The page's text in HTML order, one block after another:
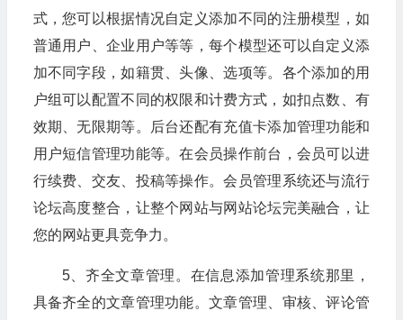
式，您可以根据情况自定义添加不同的注册模型，如
普通用户、企业用户等等，每个模型还可以自定义添
加不同字段，如籍贯、头像、选项等。各个添加的用
户组可以配置不同的权限和计费方式，如扣点数、有
效期、无限期等。后台还配有充值卡添加管理功能和
用户短信管理功能等。在会员操作前台，会员可以进
行续费、交友、投稿等操作。会员管理系统还与流行
论坛高度整合，让整个网站与网站论坛完美融合，让
您的网站更具竞争力。
5、齐全文章管理。在信息添加管理系统那里，
具备齐全的文章管理功能。文章管理、审核、评论管